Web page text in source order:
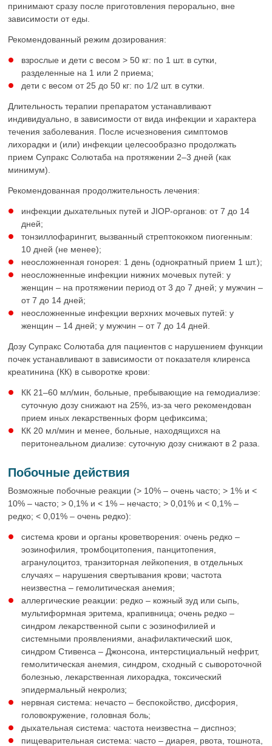
принимают сразу после приготовления перорально, вне
зависимости от еды.
Рекомендованный режим дозирования:
взрослые и дети с весом > 50 кг: по 1 шт. в сутки,
разделенные на 1 или 2 приема;
дети с весом от 25 до 50 кг: по 1/2 шт. в сутки.
Длительность терапии препаратом устанавливают
индивидуально, в зависимости от вида инфекции и характера
течения заболевания. После исчезновения симптомов
лихорадки и (или) инфекции целесообразно продолжать
прием Супракс Солютаба на протяжении 2–3 дней (как
минимум).
Рекомендованная продолжительность лечения:
инфекции дыхательных путей и JIOP-органов: от 7 до 14
дней;
тонзиллофарингит, вызванный стрептококком пиогенным:
10 дней (не менее);
неосложненная гонорея: 1 день (однократный прием 1 шт.);
неосложненные инфекции нижних мочевых путей: у
женщин – на протяжении период от 3 до 7 дней; у мужчин –
от 7 до 14 дней;
неосложненные инфекции верхних мочевых путей: у
женщин – 14 дней; у мужчин – от 7 до 14 дней.
Дозу Супракс Солютаба для пациентов с нарушением функции
почек устанавливают в зависимости от показателя клиренса
креатинина (КК) в сыворотке крови:
КК 21–60 мл/мин, больные, пребывающие на гемодиализе:
суточную дозу снижают на 25%, из-за чего рекомендован
прием иных лекарственных форм цефиксима;
КК 20 мл/мин и менее, больные, находящихся на
перитонеальном диализе: суточную дозу снижают в 2 раза.
Побочные действия
Возможные побочные реакции (> 10% – очень часто; > 1% и <
10% – часто; > 0,1% и < 1% – нечасто; > 0,01% и < 0,1% –
редко; < 0,01% – очень редко):
система крови и органы кроветворения: очень редко –
эозинофилия, тромбоцитопения, панцитопения,
агранулоцитоз, транзиторная лейкопения, в отдельных
случаях – нарушения свертывания крови; частота
неизвестна – гемолитическая анемия;
аллергические реакции: редко – кожный зуд или сыпь,
мультиформная эритема, крапивница; очень редко –
синдром лекарственной сыпи с эозинофилией и
системными проявлениями, анафилактический шок,
синдром Стивенса – Джонсона, интерстициальный нефрит,
гемолитическая анемия, синдром, сходный с сывороточной
болезнью, лекарственная лихорадка, токсический
эпидермальный некролиз;
нервная система: нечасто – беспокойство, дисфория,
головокружение, головная боль;
дыхательная система: частота неизвестна – диспноэ;
пищеварительная система: часто – диарея, рвота, тошнота,